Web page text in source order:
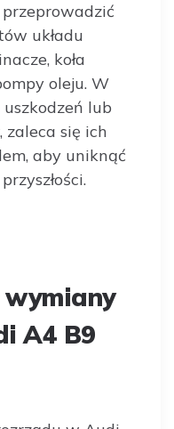
układu
koła
oleju. W
lub
się ich
aby uniknąć
wymiany
A4 B9